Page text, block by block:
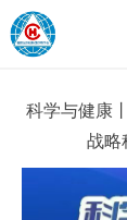
科学与健康
战略